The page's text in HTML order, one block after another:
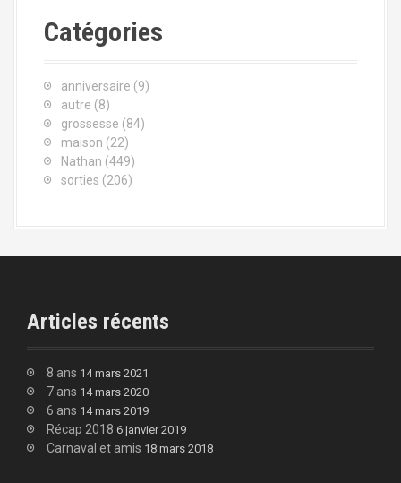
Catégories
anniversaire (9)
autre (8)
grossesse (84)
maison (22)
Nathan (449)
sorties (206)
Articles récents
8 ans 14 mars 2021
7 ans 14 mars 2020
6 ans 14 mars 2019
Récap 2018 6 janvier 2019
Carnaval et amis 18 mars 2018